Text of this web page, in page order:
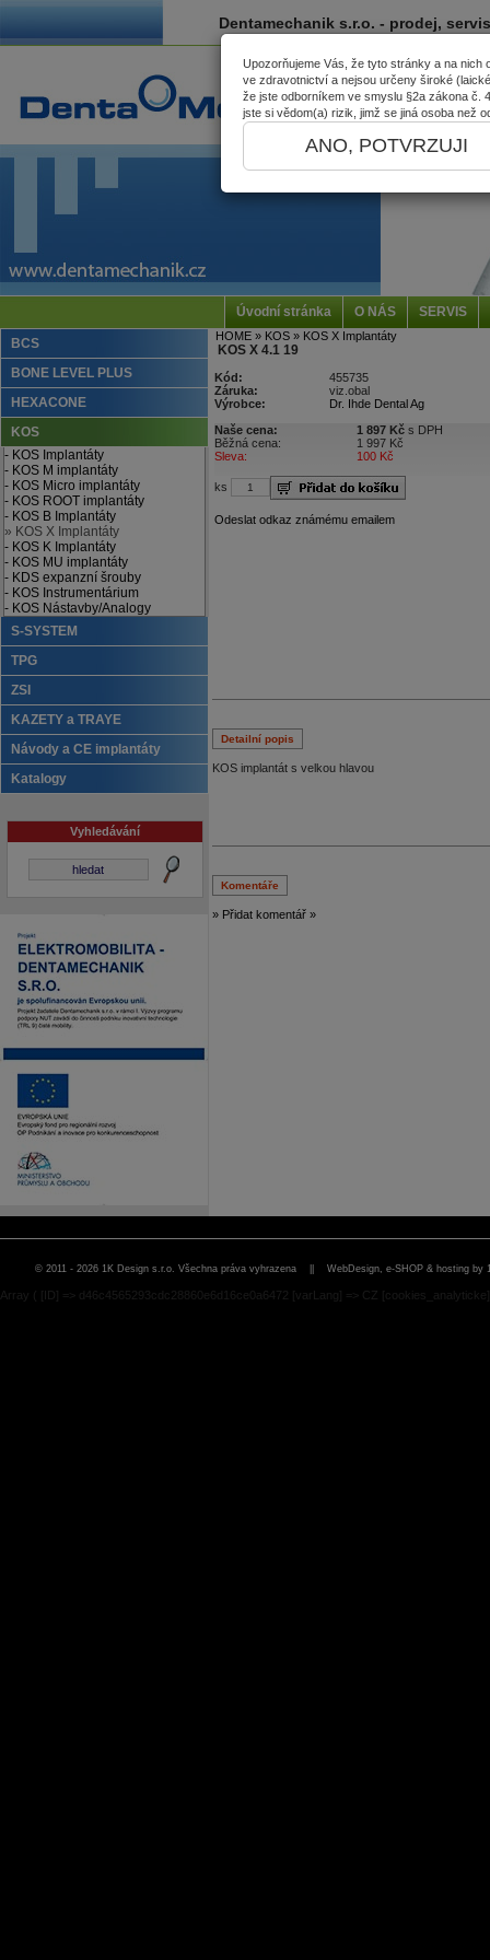
Dentamechanik s.r.o. - prodej,
Úvodní stránka O NÁS SERVIS
BCS
BONE LEVEL PLUS
HEXACONE
KOS
- KOS Implantáty
- KOS M implantáty
- KOS Micro implantáty
- KOS ROOT implantáty
- KOS B Implantáty
» KOS X Implantáty
- KOS K Implantáty
- KOS MU implantáty
- KDS expanzní šrouby
- KOS Instrumentárium
- KOS Nástavby/Analogy
S-SYSTEM
TPG
ZSI
KAZETY a TRAYE
Návody a CE implantáty
Katalogy
Vyhledávání
HOME » KOS » KOS X Implantáty
KOS X 4.1 19
Kód:
455735
Záruka:
viz.obal
Výrobce:
Dr. Ihde Dental Ag
Naše cena:
1 897 Kč s DPH
Běžná cena:
1 997 Kč
Sleva:
100 Kč
ks
Odeslat odkaz známému emailem
Detailní popis
KOS implantát s velkou hlavou
Komentáře
» Přidat komentář »
© 2011 - 2026 1K Design s.r.o. Všechna práva vyhrazena || WebDesign, e-SHOP & hosting by
Array ( [ID] => d46c4565293cdc28860e6d16ce0a6472 [varLang] => CZ
Upozorňujeme Vás, že tyto stránky a na
ve zdravotnictví a nejsou určeny široké
že jste odborníkem ve smyslu §2a zákona č.
jste si vědom(a) rizik, jimž se jiná osoba než
ANO, POTVRZUJI